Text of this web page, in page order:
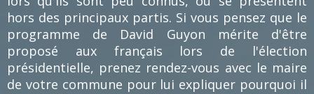
hors des principaux partis. Si vous pensez que le
programme de David Guyon mérite d'être
proposé aux français lors de l'élection
présidentielle, prenez rendez-vous avec le maire
de votre commune pour lui expliquer pourquoi il